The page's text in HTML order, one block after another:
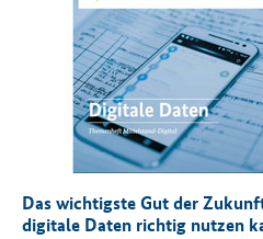
Das wichtigste Gut der
digitale Daten richtig nutzen